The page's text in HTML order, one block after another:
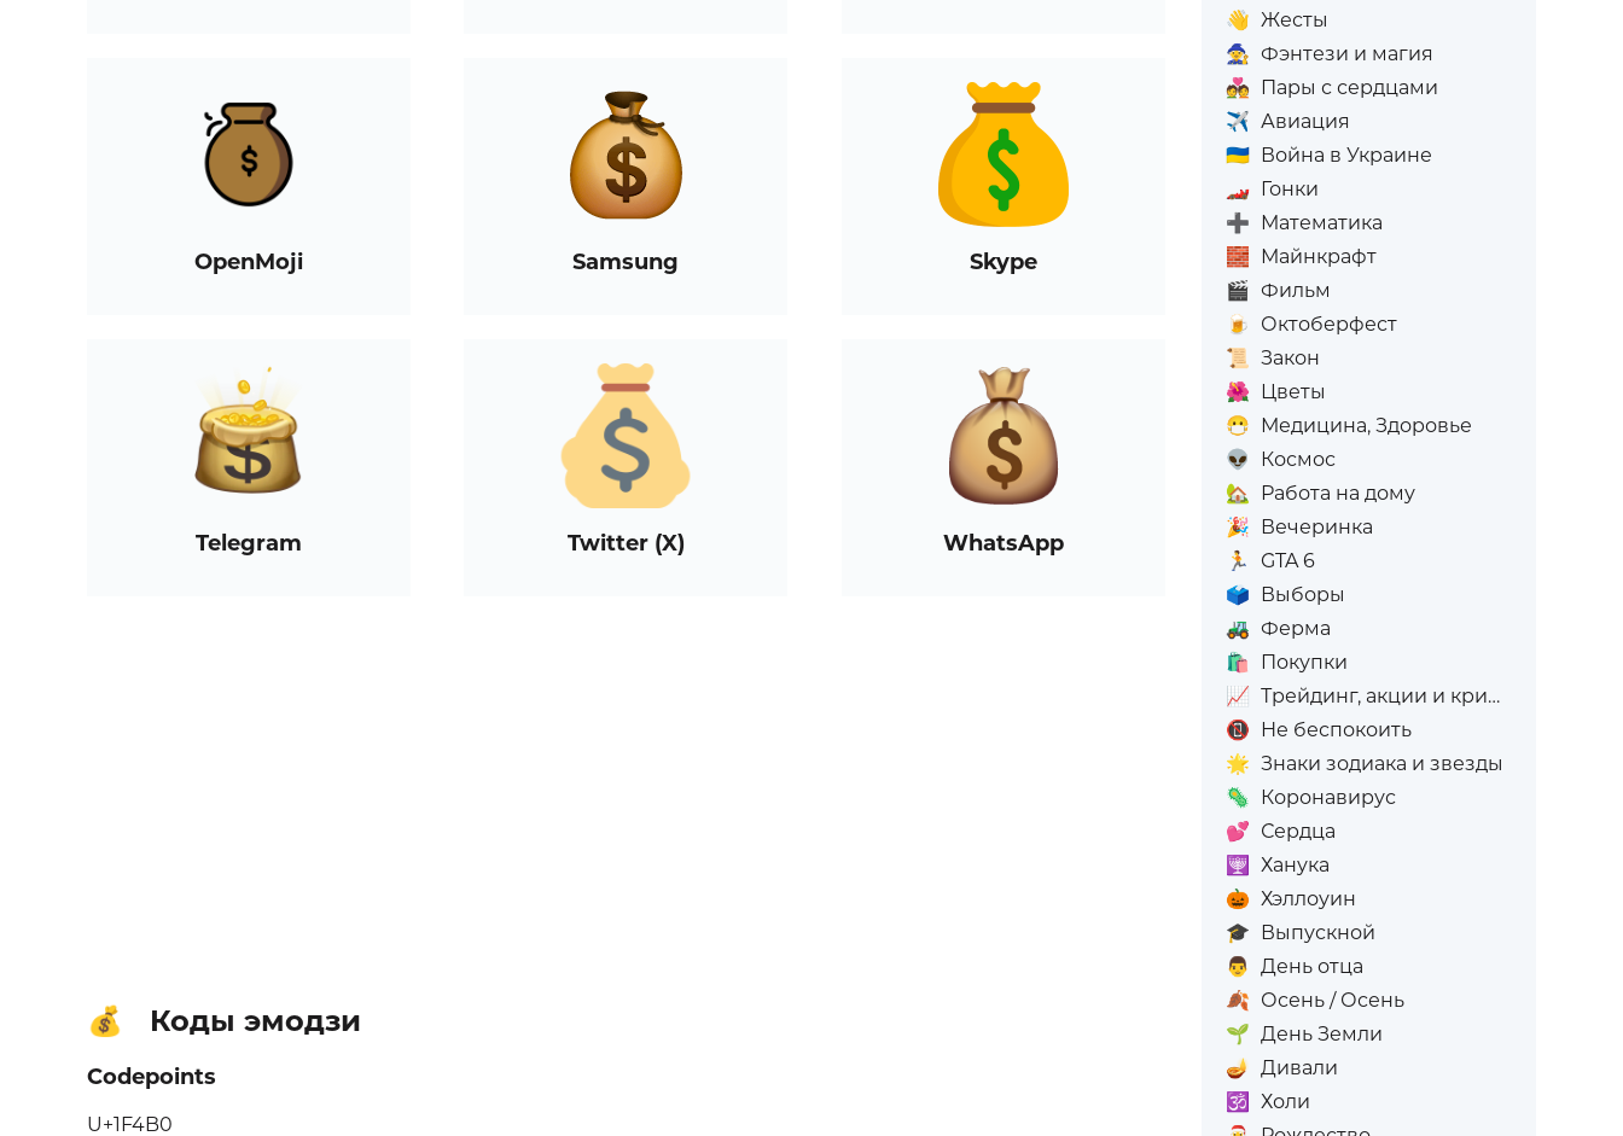
OpenMoji Samsung Skype
Telegram Twitter (X) WhatsApp
💰 Коды эмодзи
Codepoints
U+1F4B0
👋 Жесты
🧙 Фэнтези и магия
💑 Пары с сердцами
✈️ Авиация
🇺🇦 Война в Украине
🏎️ Гонки
➕ Математика
🧱 Майнкрафт
🎬 Фильм
🍺
Октоберфест
📜 Закон
🌺 Цветы
😷 Медицина, Здоровье
👽
Космос
🏡
Работа на дому
🎉 Вечеринка
🏃
GTA 6
🗳️ Выборы
🚜 Ферма
🛍️
Покупки
📈 Трейдинг, акции и криптовалюта
📵 Не беспокоить
🌟 Знаки зодиака и звезды
🦠 Коронавирус
💕 Сердца
🕎
Ханука
🎃 Хэллоуин
🎓 Выпускной
👨 День отца
🍂 Осень / Осень
🌱 День Земли
🪔 Дивали
🕉️
Холи